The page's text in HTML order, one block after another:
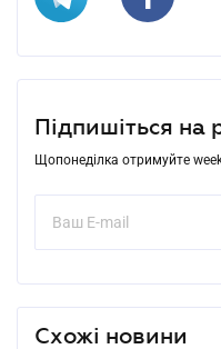
Підпишіться на
Щопонеділка отримуйте
Схожі новини